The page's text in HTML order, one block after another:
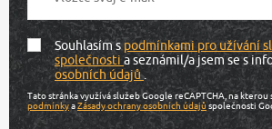
Souhlasím spodmínkami pro užívání
společnostia seznámil/a jsem se s
osobních údajů.
Tato stránka využívá služeb Google reCAPTCHA, na kterou
podmínkyaZásady ochrany osobních údajů společnosti